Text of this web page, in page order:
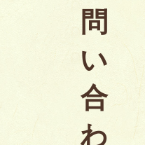
問
い
合
わ